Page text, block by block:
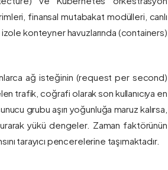
finansal mutabakat modülleri, canlı
konteyner havuzlarında (containers)
ağ isteğinin (request per second)
trafik, coğrafi olarak son kullanıcıya en
grubu aşırı yoğunluğa maruz kalırsa,
yükü dengeler. Zaman faktörünün
tarayıcı pencerelerine taşımaktadır.